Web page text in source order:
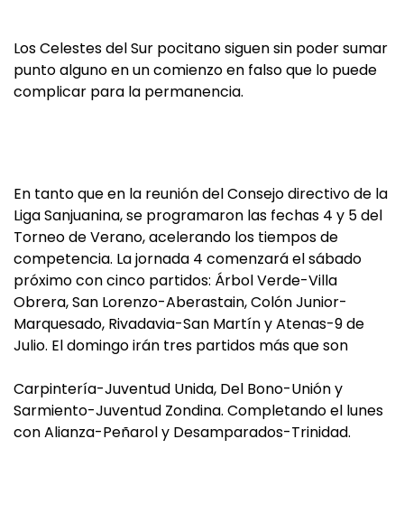
Los Celestes del Sur pocitano siguen sin poder sumar
punto alguno en un comienzo en falso que lo puede
complicar para la permanencia.
En tanto que en la reunión del Consejo directivo de la
Liga Sanjuanina, se programaron las fechas 4 y 5 del
Torneo de Verano, acelerando los tiempos de
competencia. La jornada 4 comenzará el sábado
próximo con cinco partidos: Árbol Verde-Villa
Obrera, San Lorenzo-Aberastain, Colón Junior-
Marquesado, Rivadavia-San Martín y Atenas-9 de
Julio. El domingo irán tres partidos más que son
Carpintería-Juventud Unida, Del Bono-Unión y
Sarmiento-Juventud Zondina. Completando el lunes
con Alianza-Peñarol y Desamparados-Trinidad.